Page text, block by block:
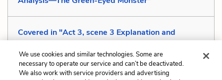
Covered in "Act 3, scene 3 Explanation and
Analysis—Sexual Appetite"
We use cookies and similar technologies. Some are
necessary to operate our service and can’t be deactivated.
We also work with service providers and advertising